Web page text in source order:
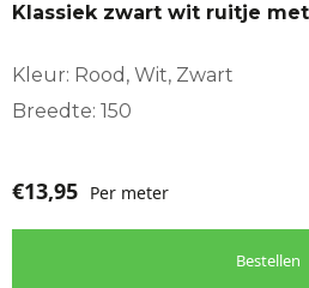
Klassiek zwart wit ruitje
Kleur: Rood, Wit, Zwart
Breedte: 150
€13,95 Per meter
Bestellen